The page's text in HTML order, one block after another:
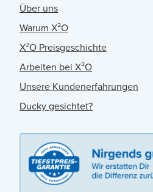
Über uns
Warum X²O
X²O Preisgeschichte
Arbeiten bei X²O
Unsere Kundenerfahrungen
Ducky gesichtet?